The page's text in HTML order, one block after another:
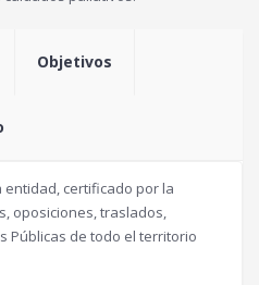
Objetivos
certificado por la
oposiciones, traslados,
Públicas de todo el territorio